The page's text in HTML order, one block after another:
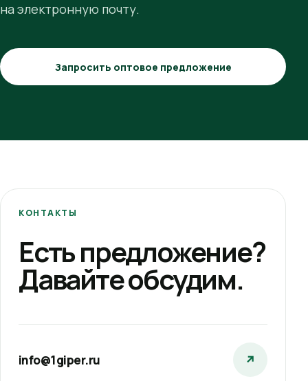
на электронную почту.
Запросить оптовое предложение
КОНТАКТЫ
Есть предложение?
Давайте обсудим.
info@1giper.ru ↗